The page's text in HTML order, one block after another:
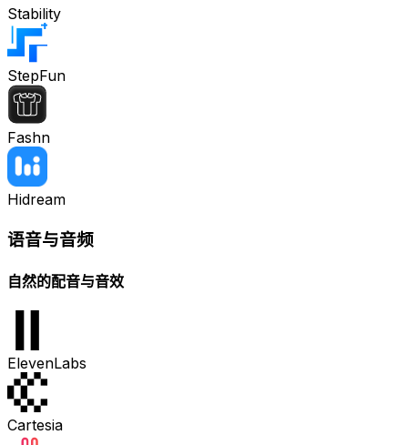
Stability
StepFun
Fashn
Hidream
语音与音频
自然的配音与音效
ElevenLabs
Cartesia